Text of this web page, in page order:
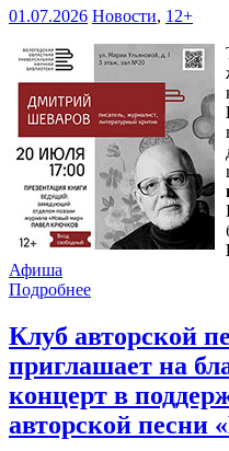
01.07.2026 Новости, 12+
Афиша
Подробнее
Клуб авторской
приглашает на
концерт в
авторской песни